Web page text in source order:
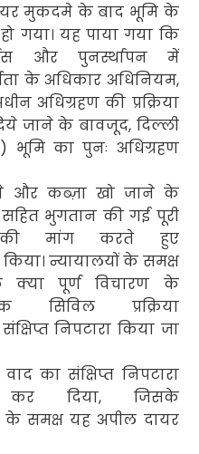
दायर मुकदमे के बाद भूमि के
गया। यह पाया गया कि
और पुनर्स्थापन में
के अधिकार अधिनियम,
अधिग्रहण की प्रक्रिया
जाने के बावजूद, दिल्ली
भूमि का पुनः अधिग्रहण
और कब्ज़ा खो जाने के
सहित भुगतान की गई पूरी
की मांग करते हुए
न्यायालयों के समक्ष
क्या पूर्ण विचारण के
सिविल प्रक्रिया
निपटारा किया जा
का संक्षिप्त निपटारा
दिया, जिसके
समक्ष यह अपील दायर